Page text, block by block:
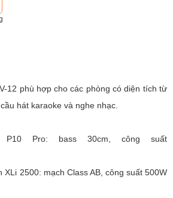
12 phù hợp cho các phòng có diện tích từ
hát karaoke và nghe nhạc.
Pro: bass 30cm, công suất
XLi 2500: mạch Class AB, công suất 500W